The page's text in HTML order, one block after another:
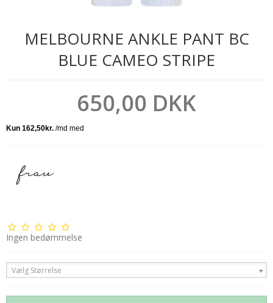
MELBOURNE ANKLE PANT BC
BLUE CAMEO STRIPE
650,00 DKK
Ingen bedømmelse
Vælg Størrelse